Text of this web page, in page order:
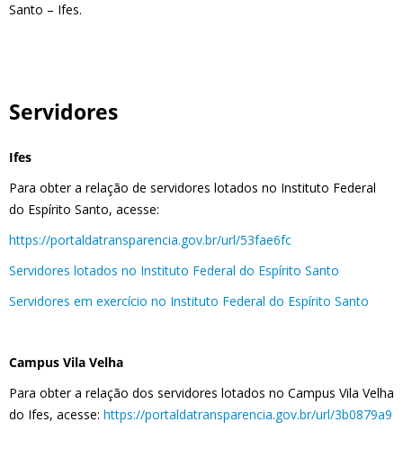
Santo – Ifes.
Servidores
Ifes
Para obter a relação de servidores lotados no Instituto Federal
do Espírito Santo, acesse:
https://portaldatransparencia.gov.br/url/53fae6fc
Servidores lotados no Instituto Federal do Espírito Santo
Servidores em exercício no Instituto Federal do Espírito Santo
Campus Vila Velha
Para obter a relação dos servidores lotados no Campus Vila Velha
do Ifes, acesse: https://portaldatransparencia.gov.br/url/3b0879a9